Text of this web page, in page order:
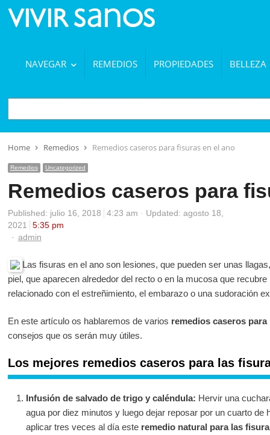
NAVEGAR REMEDIOS PROPIEDADES BELLEZA
BUSCAR
Home Remedios Remedios caseros para fisuras en el ano
Remedios Uncategorized
Remedios caseros para
Published: julio 16, 2018 4:23 am
Updated: agosto 18,
2021
5:35 pm
Author
admin
Las fisuras en el ano son lesiones, que pueden ser unas
piel, que aparecen alrededor del recto o en la mucosa que
relacionado con el estreñimiento, el embarazo o una sudoración
En este artículo os hablaremos de varios remedios caseros
consejos que os serán muy útiles.
Los mejores remedios caseros para las
Infusión de salvado de trigo y caléndula: Hervir una
agua por diez minutos y luego dejar reposar por un cuarto de
aplicar tres veces al día este remedio natural para las